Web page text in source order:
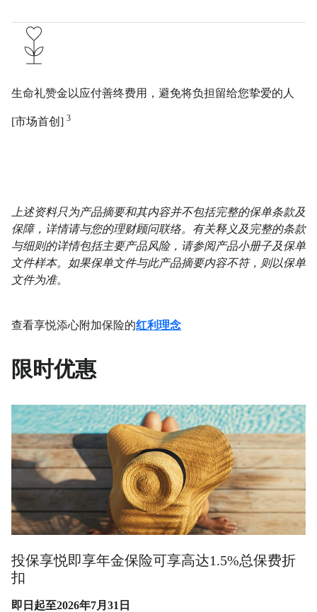
生命礼赞金以应付善终费用，避免将负担留给您挚爱的人
[市场首创] 3
上述资料只为产品摘要和其内容并不包括完整的保单条款及
保障，详情请与您的理财顾问联络。有关释义及完整的条款
与细则的详情包括主要产品风险，请参阅产品小册子及保单
文件样本。如果保单文件与此产品摘要内容不符，则以保单
文件为准。
查看享悦添心附加保险的红利理念
限时优惠
投保享悦即享年金保险可享高达1.5%总保费折
扣
即日起至2026年7月31日